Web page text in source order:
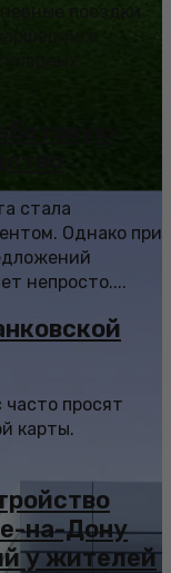
поездки
стала
Однако при
непросто....
часто просят
карты.
на-Дону
у жителей